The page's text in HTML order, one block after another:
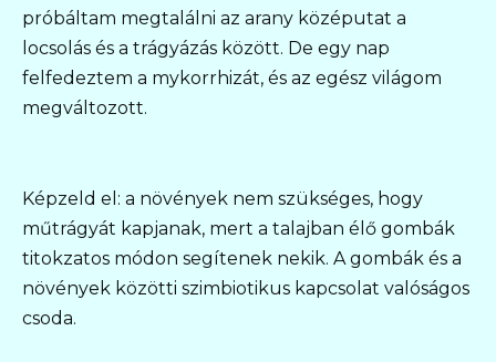
próbáltam megtalálni az arany középutat a
locsolás és a trágyázás között. De egy nap
felfedeztem a mykorrhizát, és az egész világom
megváltozott.
Képzeld el: a növények nem szükséges, hogy
műtrágyát kapjanak, mert a talajban élő gombák
titokzatos módon segítenek nekik. A gombák és a
növények közötti szimbiotikus kapcsolat valóságos
csoda.